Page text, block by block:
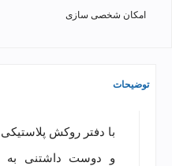
امکان شخصی سازی
توضیحات
با دفتر روکش
و دوست داشتنی به